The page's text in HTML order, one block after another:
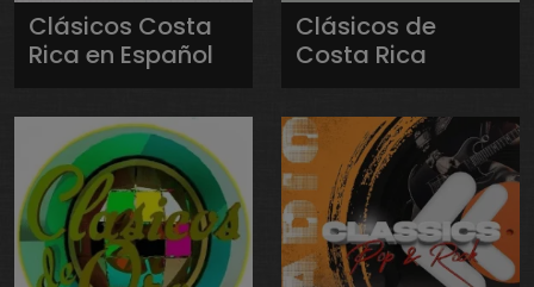
Clásicos Costa
Rica en Español
Clásicos de
Costa Rica